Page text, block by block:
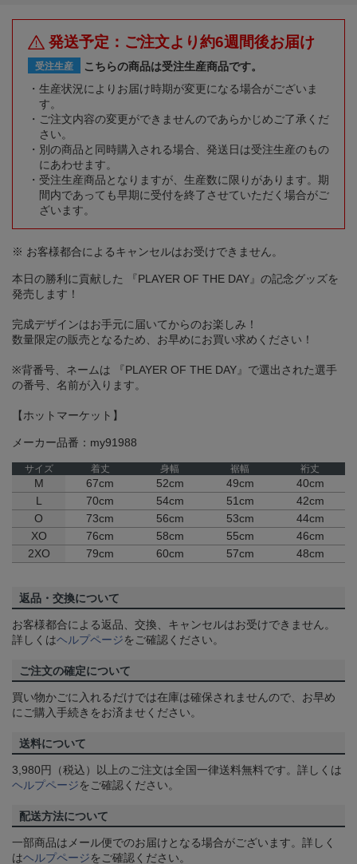
発送予定：ご注文より約6週間後お届け
受注生産
こちらの商品は受注生産商品です。
生産状況によりお届け時期が変更になる場合がございま
す。
ご注文内容の変更ができませんのであらかじめご了承くだ
さい。
別の商品と同時購入される場合、発送日は受注生産のもの
にあわせます。
受注生産商品となりますが、生産数に限りがあります。期
間内であっても早期に受付を終了させていただく場合がご
ざいます。
※ お客様都合によるキャンセルはお受けできません。
本日の勝利に貢献した 『PLAYER OF THE DAY』の記念グッズを
発売します！
完成デザインはお手元に届いてからのお楽しみ！
数量限定の販売となるため、お早めにお買い求めください！
※背番号、ネームは 『PLAYER OF THE DAY』で選出された選手
の番号、名前が入ります。
【ホットマーケット】
メーカー品番：my91988
サイズ 着丈 身幅 裾幅 裄丈
M 67cm 52cm 49cm
40cm
L
70cm 54cm 51cm
42cm
O
73cm 56cm 53cm
44cm
XO
76cm 58cm 55cm
46cm
2XO
79cm 60cm 57cm 48cm
返品・交換について
お客様都合による返品、交換、キャンセルはお受けできません。
詳しくはヘルプページをご確認ください。
ご注文の確定について
買い物かごに入れるだけでは在庫は確保されませんので、お早め
にご購入手続きをお済ませください。
送料について
3,980円（税込）以上のご注文は全国一律送料無料です。詳しくは
ヘルプページをご確認ください。
配送方法について
一部商品はメール便でのお届けとなる場合がございます。詳しく
はヘルプページをご確認ください。